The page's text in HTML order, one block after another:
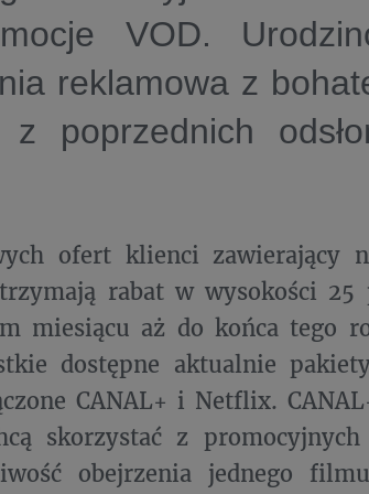
VOD.
reklamowa z
poprzednich
ofert klienci zawierający
rabat w wysokości 25
miesiącu aż do końca tego
dostępne aktualnie
CANAL+ i Netflix.
skorzystać z
obejrzenia jednego